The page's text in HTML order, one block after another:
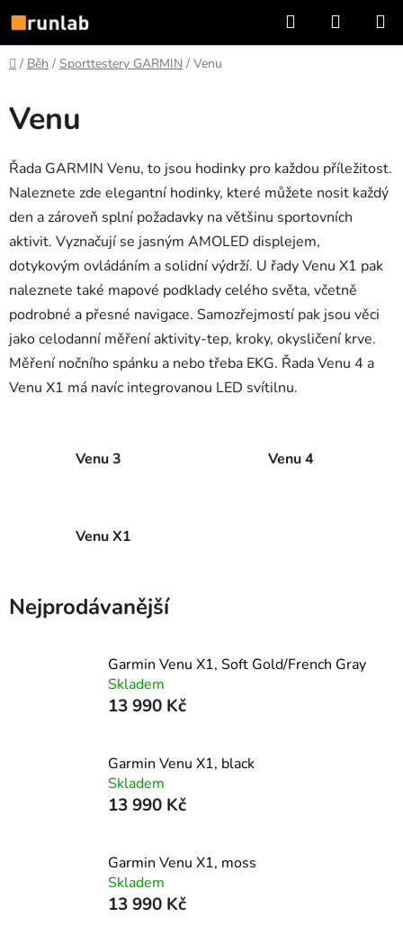
na
obsah
Hledat
KOŠÍK
Domů
/ Běh / Sporttestery GARMIN / Venu
Venu
Řada GARMIN Venu, to jsou hodinky pro každou příležitost.
Naleznete zde elegantní hodinky, které můžete nosit každý
den a zároveň splní požadavky na většinu sportovních
aktivit. Vyznačují se jasným AMOLED displejem,
dotykovým ovládáním a solidní výdrží. U řady Venu X1 pak
naleznete také mapové podklady celého světa, včetně
podrobné a přesné navigace. Samozřejmostí pak jsou věci
jako celodanní měření aktivity-tep, kroky, okysličení krve.
Měření nočního spánku a nebo třeba EKG. Řada Venu 4 a
Venu X1 má navíc integrovanou LED svítilnu.
Venu 3 Venu 4
Venu X1
Nejprodávanější
Garmin Venu X1, Soft Gold/French Gray
Skladem
13 990 Kč
Garmin Venu X1, black
Skladem
13 990 Kč
Garmin Venu X1, moss
Skladem
13 990 Kč